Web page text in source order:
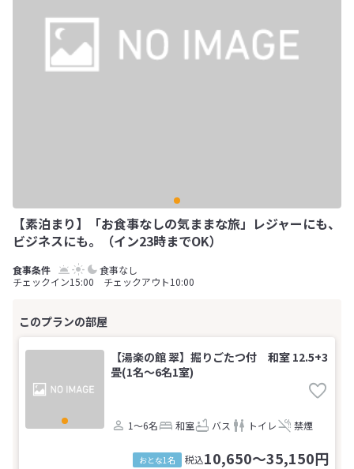
【素泊まり】「お食事なしの気ままな旅」レジャーにも、
ビジネスにも。（イン23時までOK）
食事なし
チェックイン15:00 チェックアウト10:00
【湯楽の館 翠】掘りごたつ付 和室 12.5+3
畳(1名～6名1室)
1～6名 和室 バス トイレ 禁煙
おとな1名 税込10,650～35,150円